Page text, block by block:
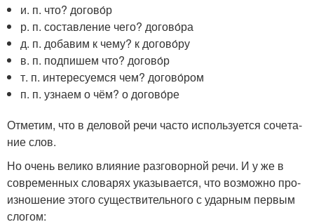
и. п. что? догово́р
р. п. состав­ле­ние чего? догово́ра
д. п. доба­вим к чему? к догово́ру
в. п. под­пи­шем что? догово́р
т. п. инте­ре­су­ем­ся чем? догово́ром
п. п. узна­ем о чём? о догово́ре
Отметим, что в дело­вой речи часто исполь­зу­ет­ся соче­та­
ние слов.
Но очень вели­ко вли­я­ние раз­го­вор­ной речи. И у же в
совре­мен­ных сло­ва­рях ука­зы­ва­ет­ся, что воз­мож­но про­
из­но­ше­ние это­го суще­стви­тель­но­го с удар­ным пер­вым
сло­гом: